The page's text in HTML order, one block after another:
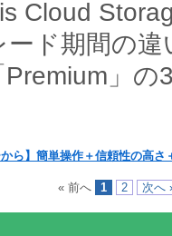
Cloud
ド期間の
」
から】簡単操作＋信頼性の高
« 前へ 1 2 次へ